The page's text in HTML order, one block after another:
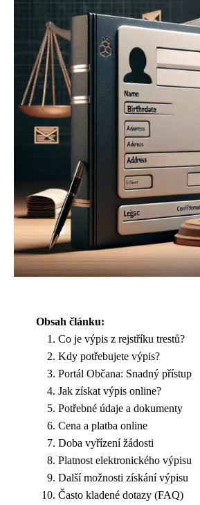
Obsah článku:
Co je výpis z rejstříku trestů?
Kdy potřebujete výpis?
Portál Občana: Snadný přístup
Jak získat výpis online?
Potřebné údaje a dokumenty
Cena a platba online
Doba vyřízení žádosti
Platnost elektronického výpisu
Další možnosti získání výpisu
Často kladené dotazy (FAQ)